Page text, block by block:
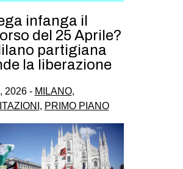
infanga il
del 25 Aprile?
partigiana
la liberazione
2026 - MILANO,
, PRIMO PIANO